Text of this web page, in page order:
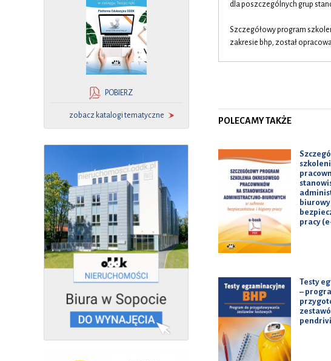
POBIERZ
zobacz katalogi tematyczne
dla poszczególnych grup
Szczegółowy program
zakresie bhp, został
POLECAMY TAKŻE
pracy
Testy
–